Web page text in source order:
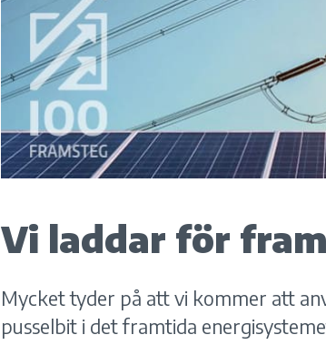
Vi laddar för
Mycket tyder på att vi kommer att
pusselbit i det framtida